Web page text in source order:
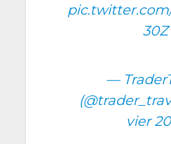
30Z
—
vier